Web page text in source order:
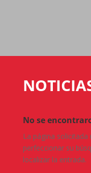
No se
La página
perfeccionar su
localizar la entrada.